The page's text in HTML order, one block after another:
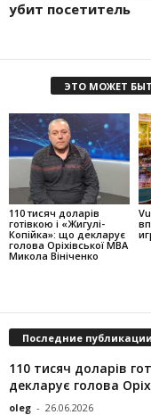
убит посетитель
ЭТО МОЖЕТ
110 тисяч доларів
готівкою і «Жигулі-
Копійка»: що декларує
голова Оріхівської МВА
Микола Вініченко
Последние публикации
110 тисяч доларів
декларує голова
oleg - 26.06.2026